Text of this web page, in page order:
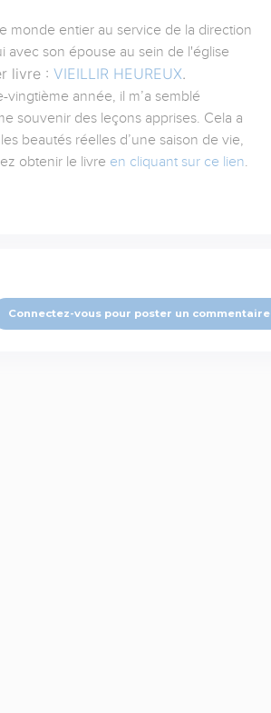
monde entier au service de la direction
avec son épouse au sein de l'église
livre : VIEILLIR HEUREUX.
année, il m’a semblé
souvenir des leçons apprises. Cela a
beautés réelles d’une saison de vie,
obtenir le livre en cliquant sur ce lien.
Connectez-vous pour poster un commentaire